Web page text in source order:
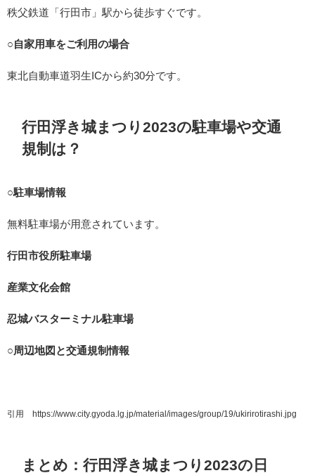
秩父鉄道「行田市」駅から徒歩すぐです。
○ 自家用車をご利用の場合
東北自動車道羽生ICから約30分です。
行田浮き城まつり2023の駐車場や交通
規制は？
○駐車場情報
無料駐車場が用意されています。
行田市役所駐車場
産業文化会館
忍城バスターミナル駐車場
○ 周辺地図と交通規制情報
引用 https://www.city.gyoda.lg.jp/material/images/group/19/ukirirotirashi.jpg
まとめ：行田浮き城まつり2023の日